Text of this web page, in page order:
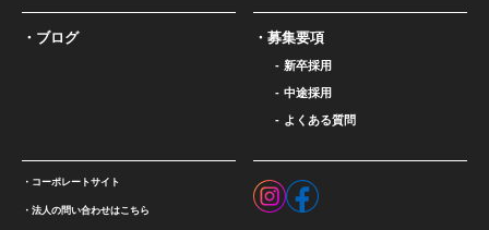
ブログ 募集要項
新卒採用
中途採用
よくある質問
コーポレートサイト
法人の問い合わせはこちら